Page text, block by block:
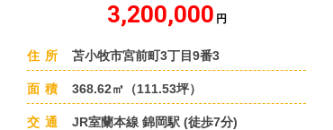
3,200,000 円
住所 苫小牧市宮前町3丁目9番3
面積 368.62㎡（111.53坪）
交通
JR室蘭本線 錦岡駅 (徒歩7分)